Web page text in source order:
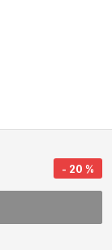
- 20 %